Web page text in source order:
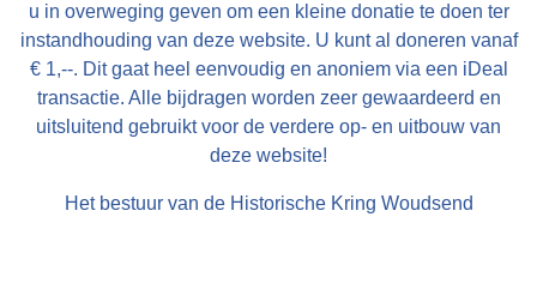
u in overweging geven om een kleine donatie te doen ter
instandhouding van deze website. U kunt al doneren vanaf
€ 1,--. Dit gaat heel eenvoudig en anoniem via een iDeal
transactie. Alle bijdragen worden zeer gewaardeerd en
uitsluitend gebruikt voor de verdere op- en uitbouw van
deze website!
Het bestuur van de Historische Kring Woudsend